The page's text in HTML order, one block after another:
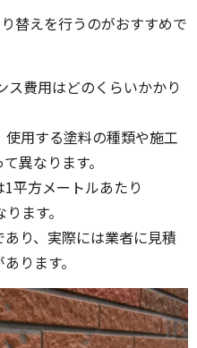
替えを行うのがおすすめで
ス費用はどのくらいかかり
用する塗料の種類や施工
異なります。
平方メートルあたり
ます。
り、実際には業者に見積
ります。